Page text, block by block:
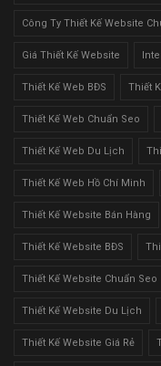
Công Ty Thiết Kế Website
Giá Thiết Kế Website
Thiết Kế Web BĐS Thiết
Thiết Kế Web Chuẩn Seo
Thiết Kế Web Du Lịch
Thiết Kế Web Hồ Chí Minh
Thiết Kế Website Bán Hàng
Thiết Kế Website BĐS
Thiết Kế Website Chuẩn Seo
Thiết Kế Website Du Lịch
Thiết Kế Website Giá Rẻ